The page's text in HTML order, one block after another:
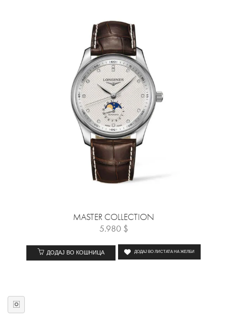
MASTER COLLECTION
5.980 $
ДОДАЈ ВО КОШНИЦА ДОДАЈ ВО ЛИСТАТА НА ЖЕЛБИ